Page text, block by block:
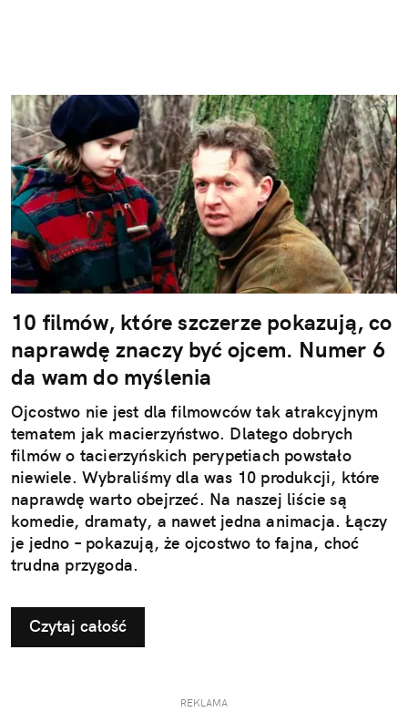
10 filmów, które szczerze pokazują, co
naprawdę znaczy być ojcem. Numer 6
da wam do myślenia
Ojcostwo nie jest dla filmowców tak atrakcyjnym
tematem jak macierzyństwo. Dlatego dobrych
filmów o tacierzyńskich perypetiach powstało
niewiele. Wybraliśmy dla was 10 produkcji, które
naprawdę warto obejrzeć. Na naszej liście są
komedie, dramaty, a nawet jedna animacja. Łączy
je jedno – pokazują, że ojcostwo to fajna, choć
trudna przygoda.
Czytaj całość
REKLAMA